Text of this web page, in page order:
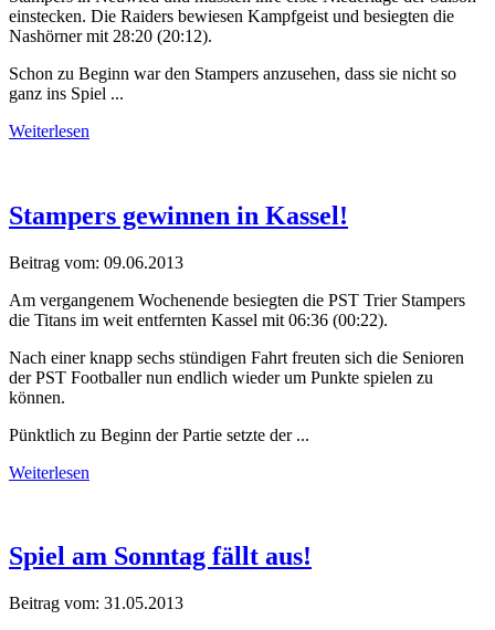
einstecken. Die Raiders bewiesen Kampfgeist und besiegten die
Nashörner mit 28:20 (20:12).
Schon zu Beginn war den Stampers anzusehen, dass sie nicht so
ganz ins Spiel ...
Weiterlesen
Stampers gewinnen in Kassel!
Beitrag vom: 09.06.2013
Am vergangenem Wochenende besiegten die PST Trier Stampers
die Titans im weit entfernten Kassel mit 06:36 (00:22).
Nach einer knapp sechs stündigen Fahrt freuten sich die Senioren
der PST Footballer nun endlich wieder um Punkte spielen zu
können.
Pünktlich zu Beginn der Partie setzte der ...
Weiterlesen
Spiel am Sonntag fällt aus!
Beitrag vom: 31.05.2013